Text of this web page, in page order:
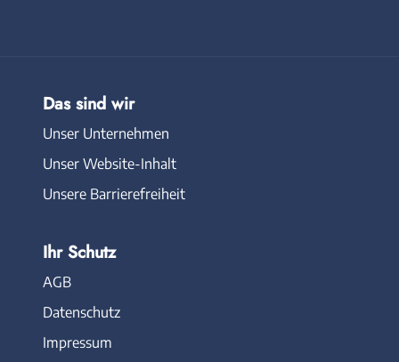
Das sind wir
Unser Unternehmen
Unser Website-Inhalt
Unsere Barrierefreiheit
Ihr Schutz
AGB
Datenschutz
Impressum